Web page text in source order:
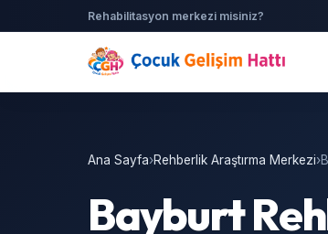
Rehabilitasyon merkezi misiniz?
Ana Sayfa›Rehberlik Araştırma Merkezi›
Bayburt